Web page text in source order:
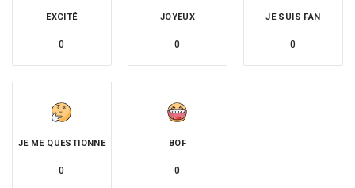
EXCITÉ
0
JOYEUX
0
JE SUIS FAN
0
JE ME QUESTIONNE
0
BOF
0